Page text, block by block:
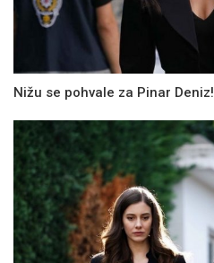
Nižu se pohvale za Pinar Deniz!